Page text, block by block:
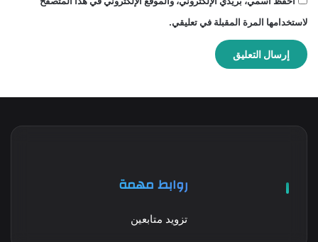
لاستخدامها المرة المقبلة في تعليقي.
روابط مهمة
تزويد متابعين